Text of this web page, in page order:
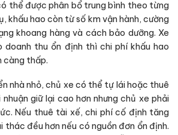
thể được phân bổ trung bình theo từng
khấu hao còn từ số km vận hành, cường
khoang hàng và cách bảo dưỡng. Xe
thu ổn định thì chi phí khấu hao
càng thấp.
nhà nhỏ, chủ xe có thể tự lái hoặc thuê
giữ lại cao hơn nhưng chủ xe phải
Nếu thuê tài xế, chi phí cố định tăng
thác đều hơn nếu có nguồn đơn ổn định.